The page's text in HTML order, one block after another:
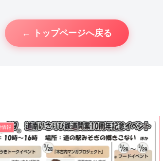
← トップページへ戻る
情報